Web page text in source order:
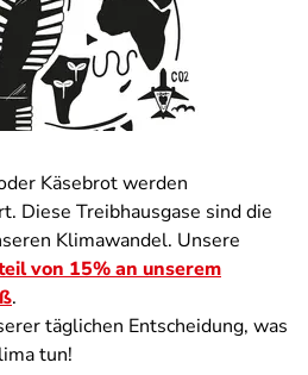
Käsebrot werden
Diese Treibhausgase sind die
Klimawandel. Unsere
von 15% an unserem
.
täglichen Entscheidung, was
tun!